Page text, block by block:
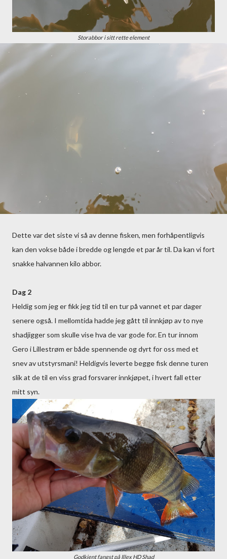
Storabbor i sitt rette element
Dette var det siste vi så av denne fisken, men forhåpentligvis
kan den vokse både i bredde og lengde et par år til. Da kan vi fort
snakke halvannen kilo abbor.
Dag 2
Heldig som jeg er fikk jeg tid til en tur på vannet et par dager
senere også. I mellomtida hadde jeg gått til innkjøp av to nye
shadjigger som skulle vise hva de var gode for. En tur innom
Gero i Lillestrøm er både spennende og dyrt for oss med et
snev av utstyrsmani! Heldigvis leverte begge fisk denne turen
slik at de til en viss grad forsvarer innkjøpet, i hvert fall etter
mitt syn.
Godkjent fangst på Illex HD Shad